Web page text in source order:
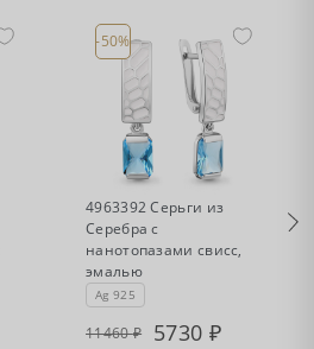
-50%
Есть в наличии
4963392 Серьги из
Серебра с
нанотопазами свисс,
эмалью
Ag 925
11460 5730